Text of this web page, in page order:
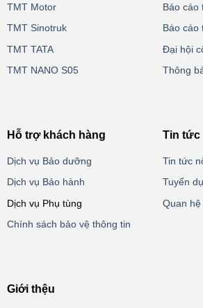
TMT Motor
TMT Sinotruk
TMT TATA
TMT NANO S05
Báo cáo
Báo cáo
Đại hội
Thông
Hỗ trợ khách hàng
Dịch vụ Bảo dưỡng
Dịch vụ Bảo hành
Dịch vụ Phụ tùng
Chính sách bảo vệ thông tin
Tin tức
Tin tức
Tuyển
Quan
Giới thệu